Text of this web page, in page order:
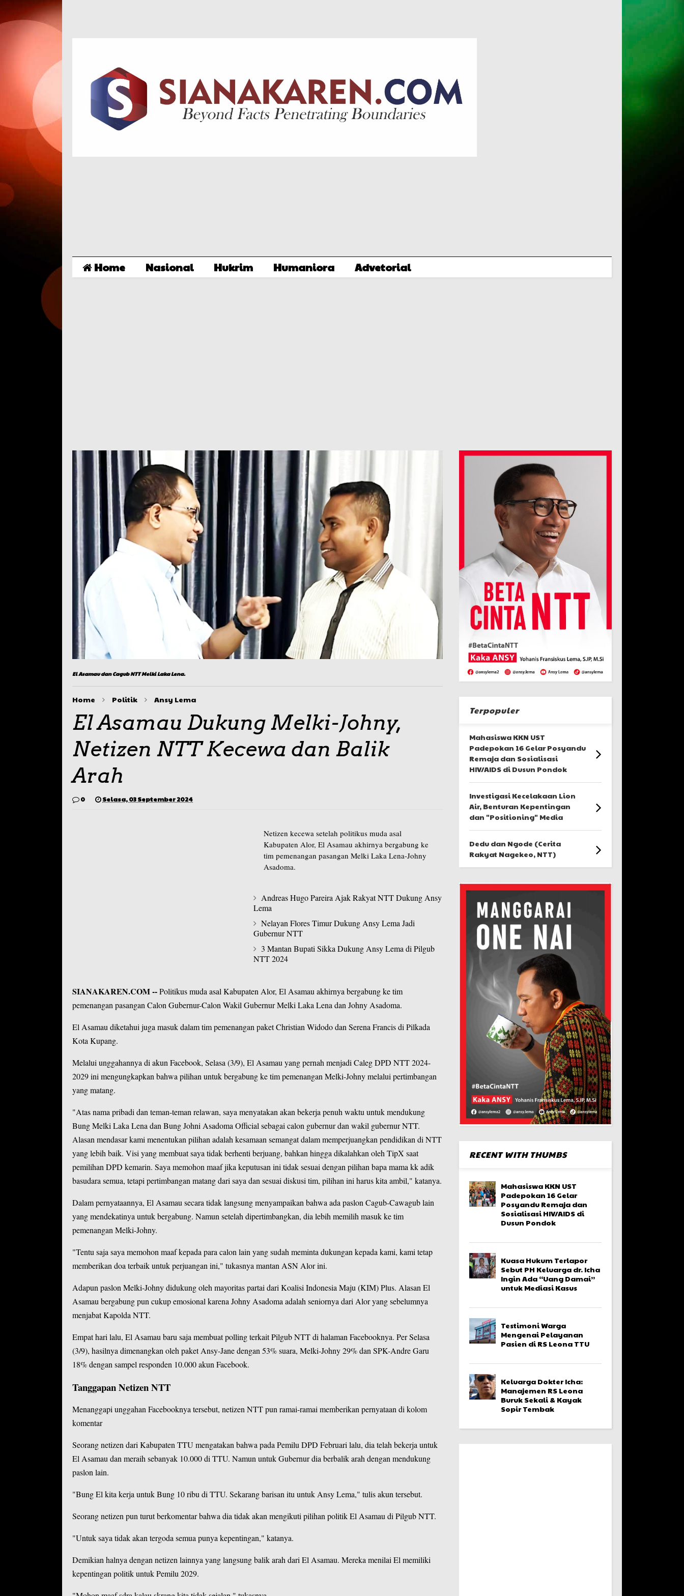
Home Nasional Hukrim Humaniora Advetorial
El Asamau dan Cagub NTT Melki Laka Lena.
Home Politik Ansy Lema
El Asamau Dukung Melki-Johny,
Netizen NTT Kecewa dan Balik
Arah
0 Selasa, 03 September 2024
Netizen kecewa setelah politikus muda asal
Kabupaten Alor, El Asamau akhirnya bergabung ke
tim pemenangan pasangan Melki Laka Lena-Johny
Asadoma.
Andreas Hugo Pareira Ajak Rakyat NTT Dukung Ansy
Lema
Nelayan Flores Timur Dukung Ansy Lema Jadi
Gubernur NTT
3 Mantan Bupati Sikka Dukung Ansy Lema di Pilgub
NTT 2024
SIANAKAREN.COM--Politikus muda asal Kabupaten Alor, El Asamau akhirnya bergabung ke tim
pemenangan pasangan Calon Gubernur-Calon Wakil Gubernur Melki Laka Lena dan Johny Asadoma.
El Asamau diketahui juga masuk dalam tim pemenangan paket Christian Widodo dan Serena Francis di Pilkada
Kota Kupang.
Melalui unggahannya di akun Facebook, Selasa (3/9), El Asamau yang pernah menjadi Caleg DPD NTT 2024-
2029ini mengungkapkan bahwa pilihan untuk bergabung ke tim pemenangan Melki-Johny melalui pertimbangan
yang matang.
"Atas nama pribadi dan teman-teman relawan, saya menyatakan akan bekerja penuh waktu untuk mendukung
Bung Melki Laka Lena dan Bung Johni Asadoma Official sebagai calon gubernur dan wakil gubernur NTT.
Alasan mendasar kami menentukan pilihan adalah kesamaan semangat dalam memperjuangkan pendidikan di NTT
yang lebih baik. Visi yang membuat saya tidak berhenti berjuang, bahkan hingga dikalahkan oleh TipX saat
pemilihan DPD kemarin. Saya memohon maaf jika keputusan ini tidak sesuai dengan pilihan bapa mama kk adik
basudara semua, tetapi pertimbangan matang dari saya dan sesuai diskusi tim, pilihan ini harus kita ambil," katanya.
Dalam pernyataannya, El Asamau secara tidak langsung menyampaikan bahwa ada paslon Cagub-Cawagub lain
yang mendekatinya untuk bergabung. Namun setelah dipertimbangkan, dia lebih memilih masuk ke tim
pemenangan Melki-Johny.
"Tentu saja saya memohon maaf kepada para calon lain yang sudah meminta dukungan kepada kami, kami tetap
memberikan doa terbaik untuk perjuangan ini," tukasnya mantan ASN Alor ini.
Adapun paslon Melki-Johny didukung oleh mayoritas partai dari Koalisi Indonesia Maju (KIM) Plus. Alasan El
Asamau bergabung pun cukup emosional karena Johny Asadoma adalah seniornya dari Alor yang sebelumnya
menjabat Kapolda NTT.
Empat hari lalu, El Asamau baru saja membuat polling terkait Pilgub NTT di halaman Facebooknya. Per Selasa
(3/9), hasilnya dimenangkan oleh paket Ansy-Jane dengan 53% suara, Melki-Johny 29% dan SPK-Andre Garu
18% dengan sampel responden 10.000 akun Facebook.
Tanggapan Netizen NTT
Menanggapi unggahan Facebooknya tersebut, netizen NTT pun ramai-ramai memberikan pernyataan di kolom
komentar
Seorang netizen dari Kabupaten TTU mengatakan bahwa pada Pemilu DPD Februari lalu, dia telah bekerja untuk
El Asamau dan meraih sebanyak 10.000 di TTU. Namun untuk Gubernur dia berbalik arah dengan mendukung
paslon lain.
"Bung El kita kerja untuk Bung 10 ribu di TTU. Sekarang barisan itu untuk Ansy Lema," tulis akun tersebut.
Seorang netizen pun turut berkomentar bahwa dia tidak akan mengikuti pilihan politik El Asamau di Pilgub NTT.
"Untuk saya tidak akan tergoda semua punya kepentingan," katanya.
Demikian halnya dengan netizen lainnya yang langsung balik arah dari El Asamau. Mereka menilai El memiliki
kepentingan politik untuk Pemilu 2029.
Terpopuler
Mahasiswa KKN UST
Padepokan 16 Gelar Posyandu
Remaja dan Sosialisasi
HIV/AIDS di Dusun Pondok
Investigasi Kecelakaan Lion
Air, Benturan Kepentingan
dan "Positioning" Media
Dedu dan Ngode (Cerita
Rakyat Nagekeo, NTT)
RECENT WITH THUMBS
Mahasiswa KKN UST
Padepokan 16 Gelar
Posyandu Remaja dan
Sosialisasi HIV/AIDS di
Dusun Pondok
Kuasa Hukum Terlapor
Sebut PH Keluarga dr. Icha
Ingin Ada “Uang Damai”
untuk Mediasi Kasus
Testimoni Warga
Mengenai Pelayanan
Pasien di RS Leona TTU
Keluarga Dokter Icha:
Manajemen RS Leona
Buruk Sekali & Kayak
Sopir Tembak